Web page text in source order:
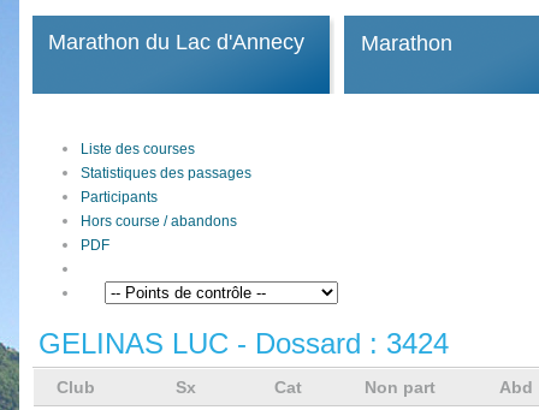
Marathon du Lac d'Annecy Marathon
Liste des courses
Statistiques des passages
Participants
Hors course / abandons
PDF
GELINAS LUC - Dossard : 3424
Club Sx Cat Non part
Abd